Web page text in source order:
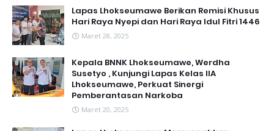
Lapas Lhokseumawe Berikan Remisi Khusus
Hari Raya Nyepi dan Hari Raya Idul Fitri 1446
Maret 28, 2025
Kepala BNNK Lhokseumawe, Werdha
Susetyo , Kunjungi Lapas Kelas IIA
Lhokseumawe, Perkuat Sinergi
Pemberantasan Narkoba
Maret 20, 2025